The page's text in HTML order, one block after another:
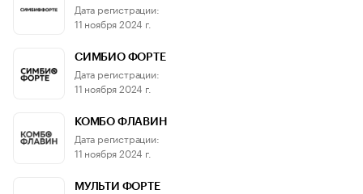
Дата регистрации:
11 ноября 2024 г.
СИМБИО ФОРТЕ
Дата регистрации:
11 ноября 2024 г.
КОМБО ФЛАВИН
Дата регистрации:
11 ноября 2024 г.
МУЛЬТИ ФОРТЕ